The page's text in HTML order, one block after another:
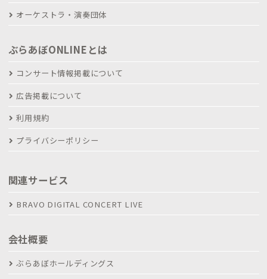
オーケストラ・演奏団体
ぶらあぼONLINEとは
コンサート情報掲載について
広告掲載について
利用規約
プライバシーポリシー
関連サービス
BRAVO DIGITAL CONCERT LIVE
会社概要
ぶらあぼホールディングス